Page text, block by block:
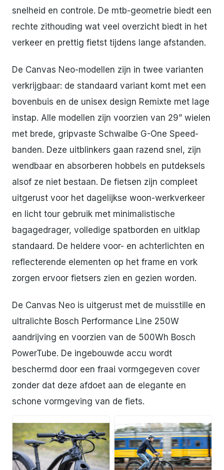
snelheid en controle. De mtb-geometrie biedt een
rechte zithouding wat veel overzicht biedt in het
verkeer en prettig fietst tijdens lange afstanden.
De Canvas Neo-modellen zijn in twee varianten
verkrijgbaar: de standaard variant komt met een
bovenbuis en de unisex design Remixte met lage
instap. Alle modellen zijn voorzien van 29” wielen
met brede, gripvaste Schwalbe G-One Speed-
banden. Deze uitblinkers gaan razend snel, zijn
wendbaar en absorberen hobbels en putdeksels
alsof ze niet bestaan. De fietsen zijn compleet
uitgerust voor het dagelijkse woon-werkverkeer
en licht tour gebruik met minimalistische
bagagedrager, volledige spatborden en uitklap
standaard. De heldere voor- en achterlichten en
reflecterende elementen op het frame en vork
zorgen ervoor fietsers zien en gezien worden.
De Canvas Neo is uitgerust met de muisstille en
ultralichte Bosch Performance Line 250W
aandrijving en voorzien van de 500Wh Bosch
PowerTube. De ingebouwde accu wordt
beschermd door een fraai vormgegeven cover
zonder dat deze afdoet aan de elegante en
schone vormgeving van de fiets.